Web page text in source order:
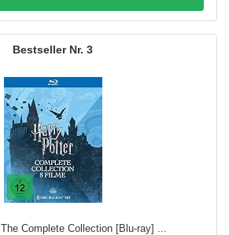
3
Complete Collection [Blu-ray] ...